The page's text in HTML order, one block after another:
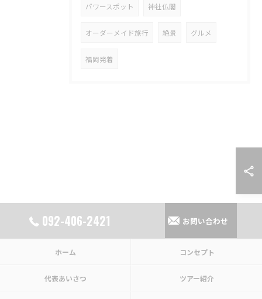
パワースポット 神社仏閣
オーダーメイド旅行 絶景 グルメ
福岡発着
092-406-2421 お問い合わせ
ホーム コンセプト
代表あいさつ ツアー紹介